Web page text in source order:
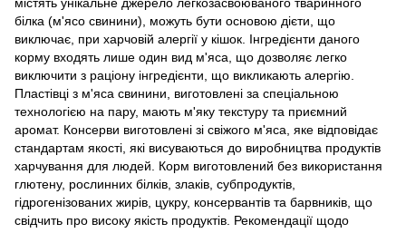
білка (м'ясо свинини), можуть бути основою дієти, що
виключає, при харчовій алергії у кішок. Інгредієнти даного
корму входять лише один вид м'яса, що дозволяє легко
виключити з раціону інгредієнти, що викликають алергію.
Пластівці з м'яса свинини, виготовлені за спеціальною
технологією на пару, мають м'яку текстуру та приємний
аромат. Консерви виготовлені зі свіжого м'яса, яке відповідає
стандартам якості, які висуваються до виробництва продуктів
харчування для людей. Корм виготовлений без використання
глютену, рослинних білків, злаків, субпродуктів,
гідрогенізованих жирів, цукру, консервантів та барвників, що
свідчить про високу якість продуктів. Рекомендації щодо